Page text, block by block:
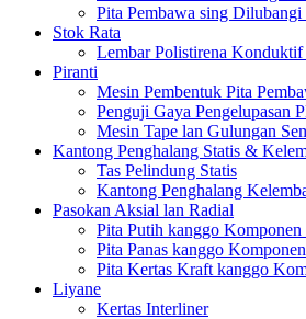
Pita Pembawa sing
Stok Rata
Lembar Polistirena
Piranti
Mesin Pembentuk Pita
Penguji Gaya Pengelupasan
Mesin Tape lan Gulungan
Kantong Penghalang Statis &
Tas Pelindung Statis
Kantong Penghalang
Pasokan Aksial lan Radial
Pita Putih kanggo
Pita Panas kanggo
Pita Kertas Kraft kanggo
Liyane
Kertas Interliner